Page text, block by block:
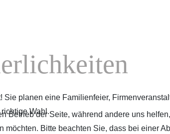
Sie planen eine Familienfeier,
Wahl.
der Seite, während andere uns
Bitte beachten Sie, dass bei einer